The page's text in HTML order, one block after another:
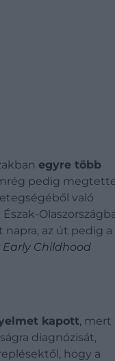
egyre több
pedig
való
napra, az út pedig a
Childhood
kapott, mert
diagnózisát,
hogy a